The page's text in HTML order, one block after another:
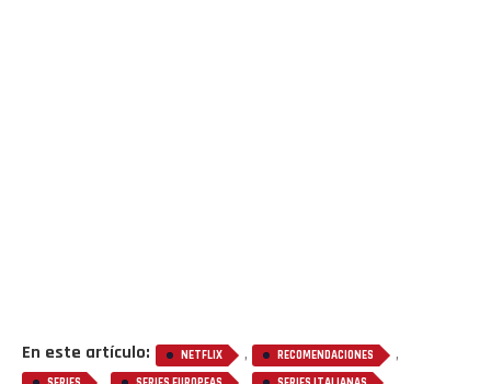
En este artículo: NETFLIX , RECOMENDACIONES ,